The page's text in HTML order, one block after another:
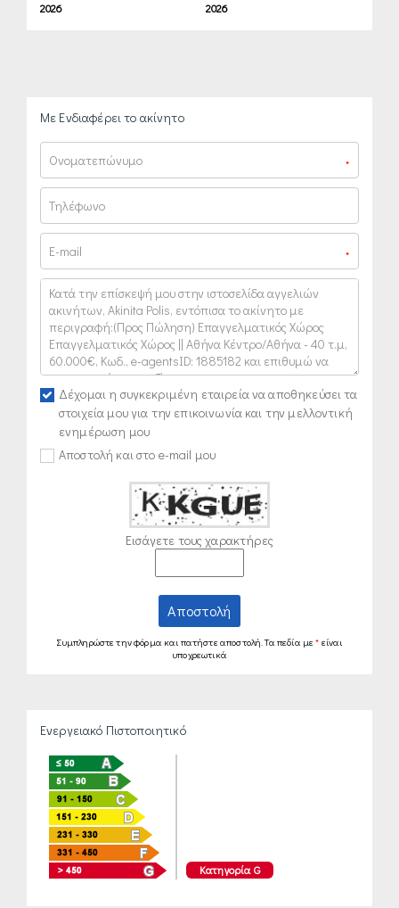
2026
2026
Με Ενδιαφέρει το ακίνητο
*
*
Δέχομαι η συγκεκριμένη εταιρεία να αποθηκεύσει τα
στοιχεία μου για την επικοινωνία και την μελλοντική
ενημέρωση μου
Αποστολή και στο e-mail μου
Εισάγετε τους χαρακτήρες
Αποστολή
Συμπληρώστε την φόρμα και πατήστε αποστολή. Τα πεδία με* είναι
υποχρεωτικά
Ενεργειακό Πιστοποιητικό
Κατηγορία G